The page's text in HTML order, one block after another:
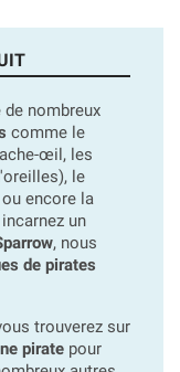
nombreux
comme le
œil, les
le
encore la
un
, nous
de pirates
trouverez sur
pirate pour